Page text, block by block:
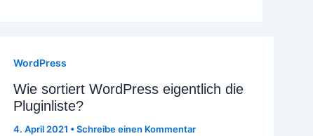
WordPress
Wie sortiert WordPress eigentlich die
Pluginliste?
4. April 2021 •Schreibe einen Kommentar